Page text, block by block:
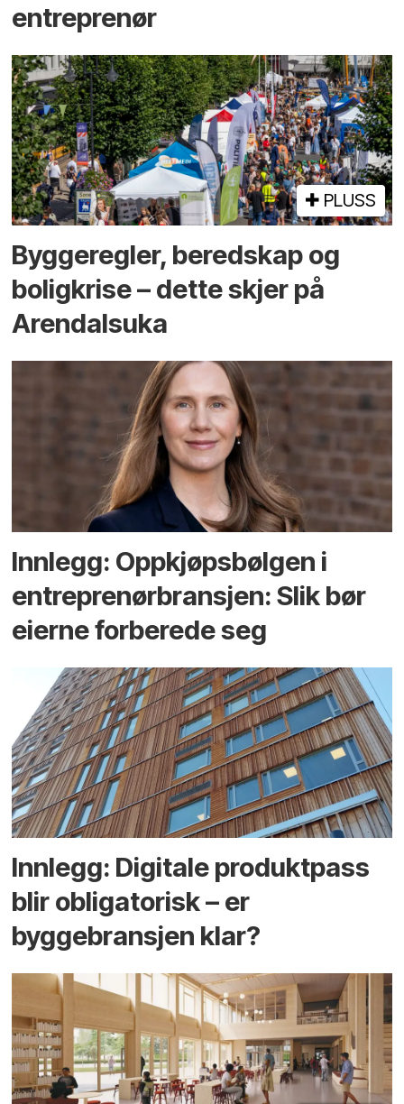
entreprenør
PLUSS
Bygge­regler, beredskap og
bolig­krise – dette skjer på
Arendals­uka
Innlegg: Oppkjøps­bølgen i
entreprenør­bransjen: Slik bør
eierne forberede seg
Innlegg: Digitale produktpass
blir obligatorisk – er
byggebransjen klar?